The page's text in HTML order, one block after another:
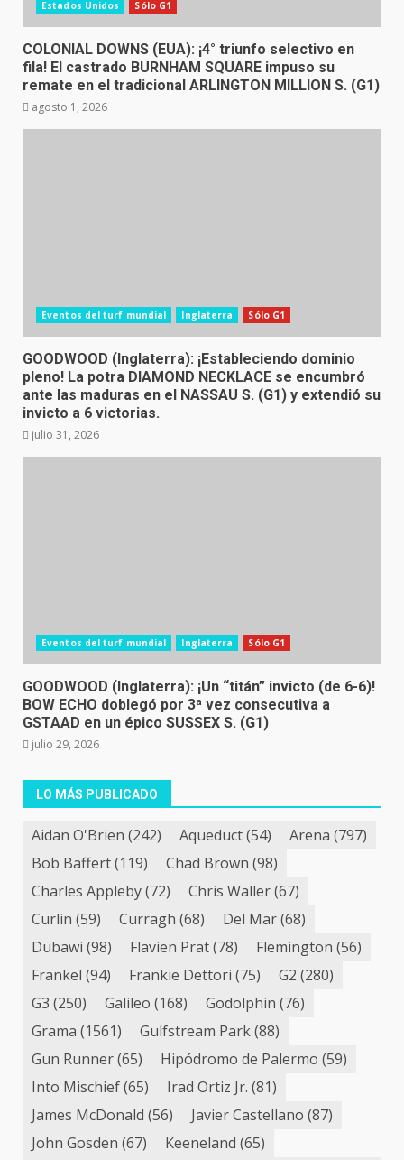
Estados Unidos Sólo G1
COLONIAL DOWNS (EUA): ¡4° triunfo selectivo en
fila! El castrado BURNHAM SQUARE impuso su
remate en el tradicional ARLINGTON MILLION S. (G1)
agosto 1, 2026
Eventos del turf mundial Inglaterra Sólo G1
GOODWOOD (Inglaterra): ¡Estableciendo dominio
pleno! La potra DIAMOND NECKLACE se encumbró
ante las maduras en el NASSAU S. (G1) y extendió su
invicto a 6 victorias.
julio 31, 2026
Eventos del turf mundial Inglaterra Sólo G1
GOODWOOD (Inglaterra): ¡Un “titán” invicto (de 6-6)!
BOW ECHO doblegó por 3ª vez consecutiva a
GSTAAD en un épico SUSSEX S. (G1)
julio 29, 2026
LO MÁS PUBLICADO
Aidan O'Brien (242) Aqueduct(54) Arena (797)
Bob Baffert(119) Chad Brown (98)
Charles Appleby(72) Chris Waller(67)
Curlin (59) Curragh (68) Del Mar(68)
Dubawi (98) Flavien Prat(78) Flemington (56)
Frankel (94) Frankie Dettori (75) G2 (280)
G3 (250) Galileo (168) Godolphin (76)
Grama (1561) Gulfstream Park(88)
Gun Runner(65) Hipódromo de Palermo (59)
Into Mischief(65) Irad Ortiz Jr. (81)
James McDonald (56) Javier Castellano (87)
John Gosden (67) Keeneland (65)